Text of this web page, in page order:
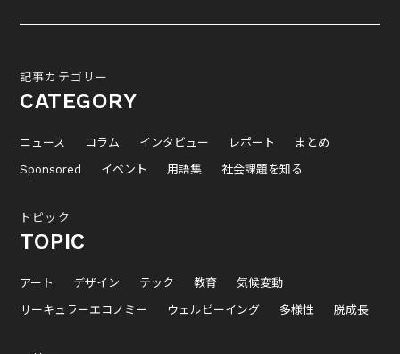
記事カテゴリー
CATEGORY
ニュース コラム インタビュー レポート
まとめ
Sponsored
イベント 用語集 社会課題を知る
トピック
TOPIC
アート デザイン テック 教育
気候変動
サーキュラーエコノミー
ウェルビーイング 多様性 脱成長